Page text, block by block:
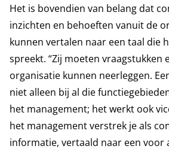
Het is bovendien van belang dat
inzichten en behoeften vanuit de
kunnen vertalen naar een taal die
spreekt. “Zij moeten vraagstukken
organisatie kunnen neerleggen.
niet alleen bij al die
het management; het werkt ook
het management verstrek je als
informatie, vertaald naar een voor